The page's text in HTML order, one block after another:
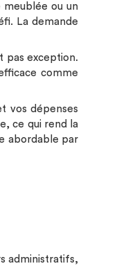
meublée ou un
La demande
pas exception.
comme
vos dépenses
ce qui rend la
abordable par
administratifs,